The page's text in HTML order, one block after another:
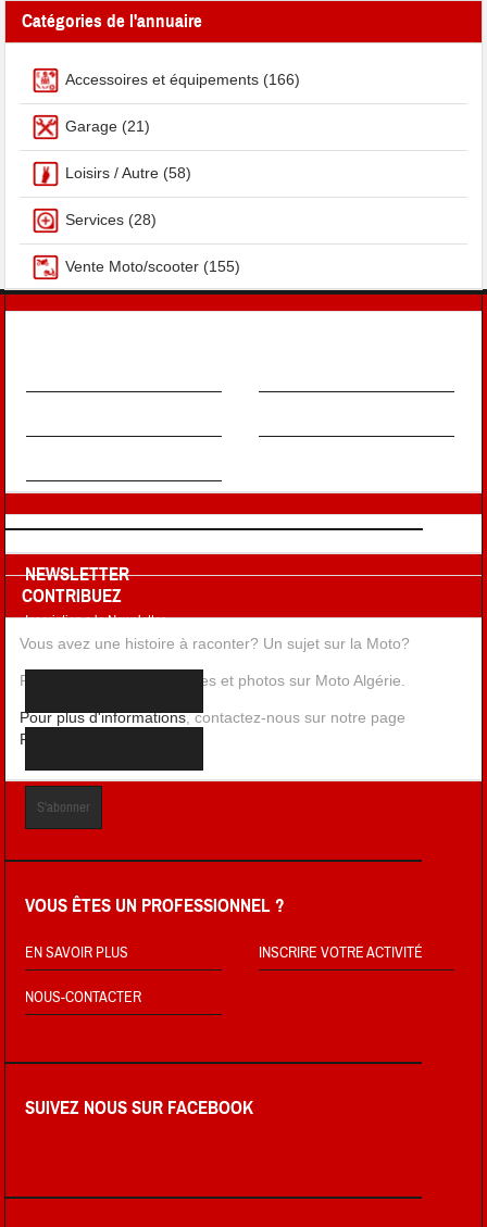
Catégories de l'annuaire
Accessoires et équipements (166)
Garage (21)
Loisirs / Autre (58)
Services (28)
Vente Moto/scooter (155)
CONTRIBUEZ
Vous avez une histoire à raconter? Un sujet sur la Moto?
Publiez vos récits, aventures et photos sur Moto Algérie.
Pour plus d'informations, contactez-nous sur notre page
Facebook
NEWSLETTER
Inscription a la Newsletter
VOUS ÊTES UN PROFESSIONNEL ?
EN SAVOIR PLUS INSCRIRE VOTRE ACTIVITÉ
NOUS-CONTACTER
SUIVEZ NOUS SUR FACEBOOK